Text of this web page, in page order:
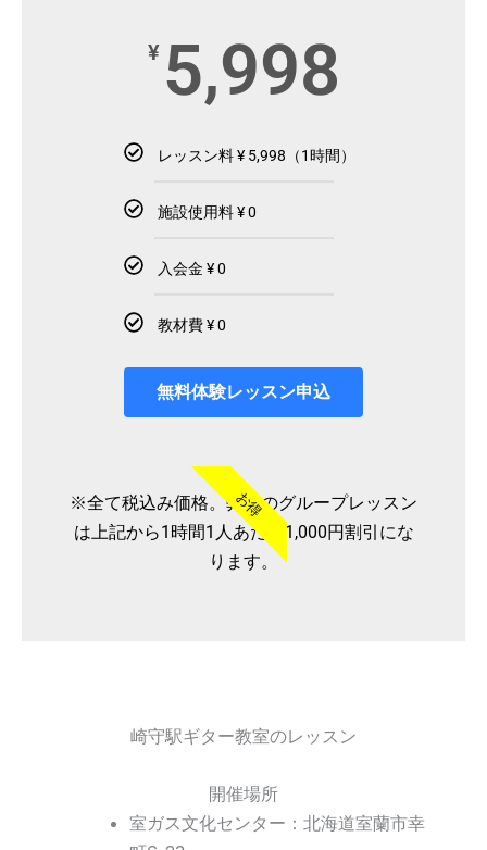
¥ 5,998
レッスン料 ¥ 5,998（1時間）
施設使用料 ¥ 0
入会金 ¥ 0
教材費 ¥ 0
無料体験レッスン申込
お得
※全て税込み価格。弊社のグループレッスン
は上記から1時間1人あたり1,000円割引にな
ります。
崎守駅ギター教室のレッスン
開催場所
室ガス文化センター：北海道室蘭市幸